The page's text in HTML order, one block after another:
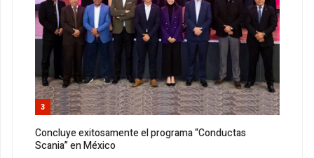
3
Concluye exitosamente el programa “Conductas
Scania” en México